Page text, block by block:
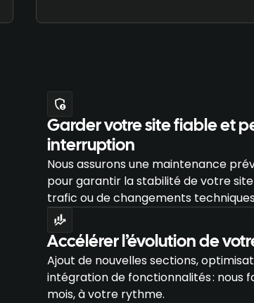
Garder votre site fiable et
interruption
Nous assurons une maintenance
pour garantir la stabilité de votre
trafic ou de changements
Accélérer l’évolution de
Ajout de nouvelles sections,
intégration de fonctionnalités : nous
mois, à votre rythme.